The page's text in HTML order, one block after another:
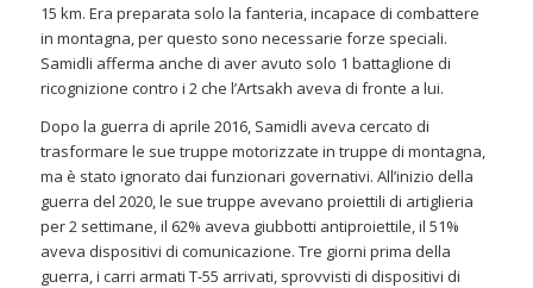
15 km. Era preparata solo la fanteria, incapace di combattere
in montagna, per questo sono necessarie forze speciali.
Samidli afferma anche di aver avuto solo 1 battaglione di
ricognizione contro i 2 che l’Artsakh aveva di fronte a lui.
Dopo la guerra di aprile 2016, Samidli aveva cercato di
trasformare le sue truppe motorizzate in truppe di montagna,
ma è stato ignorato dai funzionari governativi. All’inizio della
guerra del 2020, le sue truppe avevano proiettili di artiglieria
per 2 settimane, il 62% aveva giubbotti antiproiettile, il 51%
aveva dispositivi di comunicazione. Tre giorni prima della
guerra, i carri armati T-55 arrivati, sprovvisti di dispositivi di